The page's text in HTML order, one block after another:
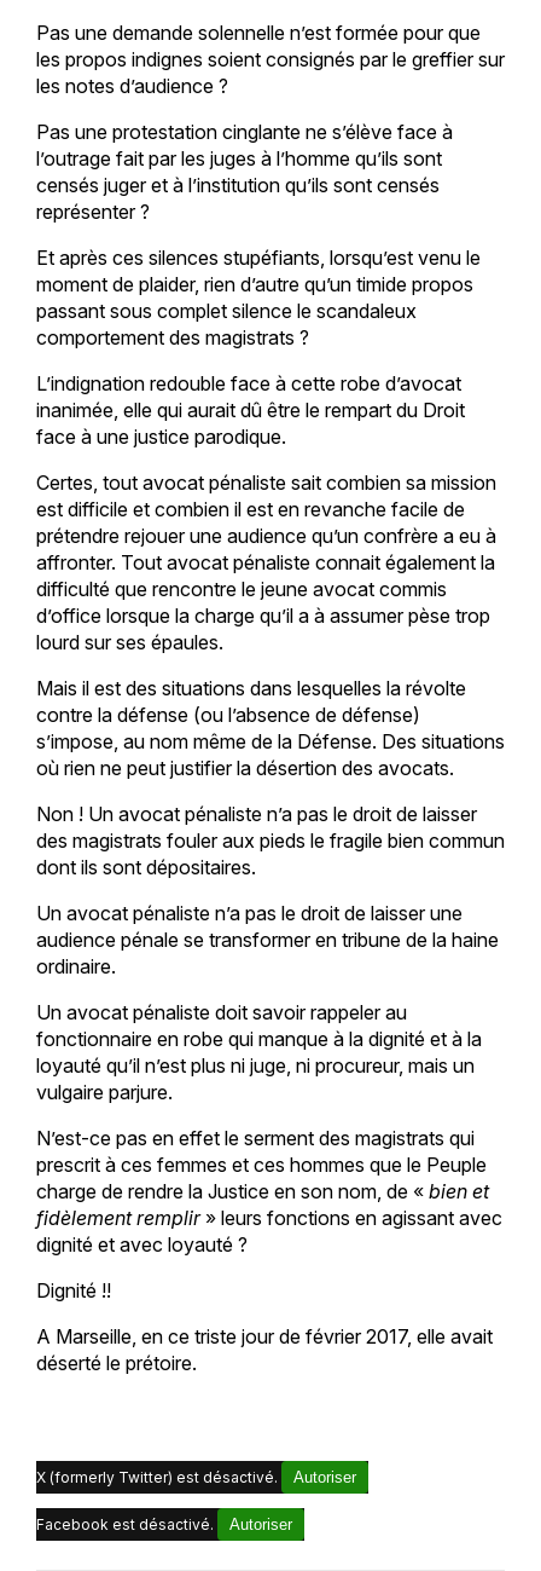
Pas une demande solennelle n’est formée pour que
les propos indignes soient consignés par le greffier sur
les notes d’audience ?
Pas une protestation cinglante ne s’élève face à
l’outrage fait par les juges à l’homme qu’ils sont
censés juger et à l’institution qu’ils sont censés
représenter ?
Et après ces silences stupéfiants, lorsqu’est venu le
moment de plaider, rien d’autre qu’un timide propos
passant sous complet silence le scandaleux
comportement des magistrats ?
L’indignation redouble face à cette robe d’avocat
inanimée, elle qui aurait dû être le rempart du Droit
face à une justice parodique.
Certes, tout avocat pénaliste sait combien sa mission
est difficile et combien il est en revanche facile de
prétendre rejouer une audience qu’un confrère a eu à
affronter. Tout avocat pénaliste connait également la
difficulté que rencontre le jeune avocat commis
d’office lorsque la charge qu’il a à assumer pèse trop
lourd sur ses épaules.
Mais il est des situations dans lesquelles la révolte
contre la défense (ou l’absence de défense)
s’impose, au nom même de la Défense. Des situations
où rien ne peut justifier la désertion des avocats.
Non ! Un avocat pénaliste n’a pas le droit de laisser
des magistrats fouler aux pieds le fragile bien commun
dont ils sont dépositaires.
Un avocat pénaliste n’a pas le droit de laisser une
audience pénale se transformer en tribune de la haine
ordinaire.
Un avocat pénaliste doit savoir rappeler au
fonctionnaire en robe qui manque à la dignité et à la
loyauté qu’il n’est plus ni juge, ni procureur, mais un
vulgaire parjure.
N’est-ce pas en effet le serment des magistrats qui
prescrit à ces femmes et ces hommes que le Peuple
charge de rendre la Justice en son nom, de « bien et
fidèlement remplir» leurs fonctions en agissant avec
dignité et avec loyauté ?
Dignité !!
A Marseille, en ce triste jour de février 2017, elle avait
déserté le prétoire.
X (formerly Twitter) est désactivé. Autoriser
Facebook est désactivé. Autoriser